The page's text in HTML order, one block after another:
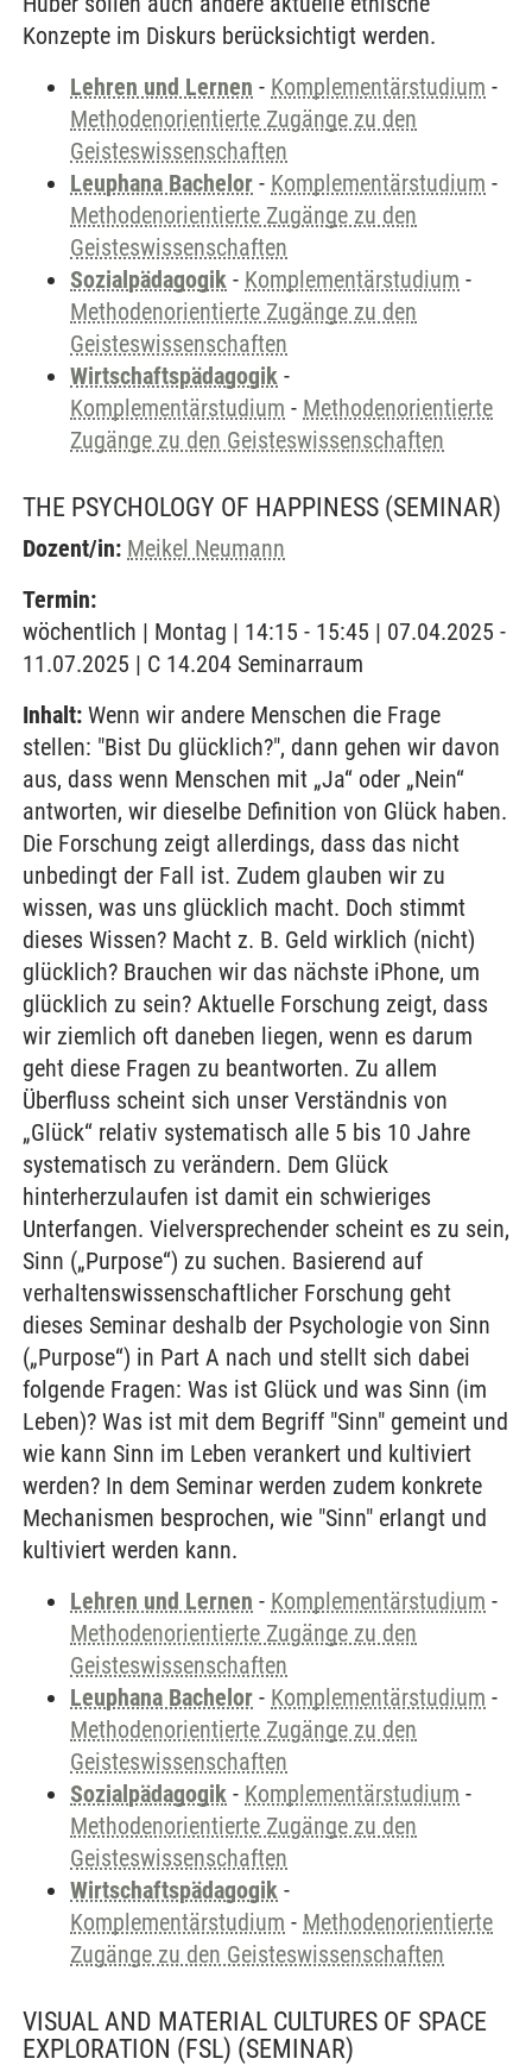
Konzepte im Diskurs berücksichtigt werden.
Lehren und Lernen - Komplementärstudium -
Methodenorientierte Zugänge zu den
Geisteswissenschaften
Leuphana Bachelor - Komplementärstudium -
Methodenorientierte Zugänge zu den
Geisteswissenschaften
Sozialpädagogik - Komplementärstudium -
Methodenorientierte Zugänge zu den
Geisteswissenschaften
Wirtschaftspädagogik -
Komplementärstudium - Methodenorientierte
Zugänge zu den Geisteswissenschaften
THE PSYCHOLOGY OF HAPPINESS (SEMINAR)
Dozent/in: Meikel Neumann
Termin:
wöchentlich | Montag | 14:15 - 15:45 | 07.04.2025 -
11.07.2025 | C 14.204 Seminarraum
Inhalt: Wenn wir andere Menschen die Frage
stellen: "Bist Du glücklich?", dann gehen wir davon
aus, dass wenn Menschen mit „Ja“ oder „Nein“
antworten, wir dieselbe Definition von Glück haben.
Die Forschung zeigt allerdings, dass das nicht
unbedingt der Fall ist. Zudem glauben wir zu
wissen, was uns glücklich macht. Doch stimmt
dieses Wissen? Macht z. B. Geld wirklich (nicht)
glücklich? Brauchen wir das nächste iPhone, um
glücklich zu sein? Aktuelle Forschung zeigt, dass
wir ziemlich oft daneben liegen, wenn es darum
geht diese Fragen zu beantworten. Zu allem
Überfluss scheint sich unser Verständnis von
„Glück“ relativ systematisch alle 5 bis 10 Jahre
systematisch zu verändern. Dem Glück
hinterherzulaufen ist damit ein schwieriges
Unterfangen. Vielversprechender scheint es zu sein,
Sinn („Purpose“) zu suchen. Basierend auf
verhaltenswissenschaftlicher Forschung geht
dieses Seminar deshalb der Psychologie von Sinn
(„Purpose“) in Part A nach und stellt sich dabei
folgende Fragen: Was ist Glück und was Sinn (im
Leben)? Was ist mit dem Begriff "Sinn" gemeint und
wie kann Sinn im Leben verankert und kultiviert
werden? In dem Seminar werden zudem konkrete
Mechanismen besprochen, wie "Sinn" erlangt und
kultiviert werden kann.
Lehren und Lernen - Komplementärstudium -
Methodenorientierte Zugänge zu den
Geisteswissenschaften
Leuphana Bachelor - Komplementärstudium -
Methodenorientierte Zugänge zu den
Geisteswissenschaften
Sozialpädagogik - Komplementärstudium -
Methodenorientierte Zugänge zu den
Geisteswissenschaften
Wirtschaftspädagogik -
Komplementärstudium - Methodenorientierte
Zugänge zu den Geisteswissenschaften
VISUAL AND MATERIAL CULTURES OF SPACE
EXPLORATION (FSL) (SEMINAR)